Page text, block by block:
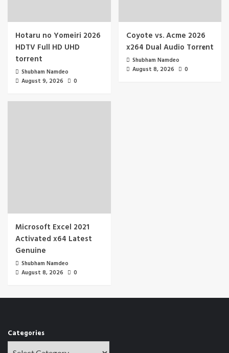
Hotaru no Yomeiri 2026
HDTV Full HD UHD
torrent
Shubham Namdeo
August 9, 2026
0
Coyote vs. Acme 2026
x264 Dual Audio Torr𝐞nt
Shubham Namdeo
August 8, 2026
0
Microsoft Excel 2021
Activated x64 Latest
Genuine
Shubham Namdeo
August 8, 2026
0
Categories